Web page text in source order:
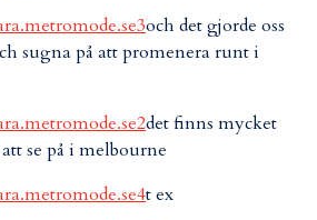
och det gjorde oss
sugna på att promenera runt i
det finns mycket
se på i melbourne
t ex